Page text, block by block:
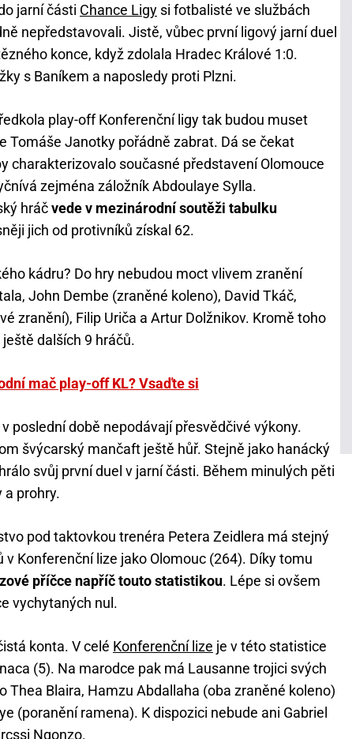
jarní části Chance Ligy si fotbalisté ve službách
nepředstavovali. Jistě, vůbec první ligový jarní duel
konce, když zdolala Hradec Králové 1:0.
s Baníkem a naposledy proti Plzni.
play-off Konferenční ligy tak budou muset
Tomáše Janotky pořádně zabrat. Dá se čekat
charakterizovalo současné představení Olomouce
zejména záložník Abdoulaye Sylla.
hráčvede v mezinárodní soutěži tabulku
jich od protivníků získal 62.
kádru? Do hry nebudou moct vlivem zranění
John Dembe (zraněné koleno), David Tkáč,
zranění), Filip Uriča a Artur Dolžnikov. Kromě toho
dalších 9 hráčů.
mač play-off KL? Vsaďte si
poslední době nepodávají přesvědčivé výkony.
švýcarský mančaft ještě hůř. Stejně jako hanácký
svůj první duel v jarní části. Během minulých pěti
a prohry.
pod taktovkou trenéra Petera Zeidlera má stejný
Konferenční lize jako Olomouc (264). Díky tomu
příčce napříč touto statistikou. Lépe si ovšem
vychytaných nul.
konta. V celé Konferenční lize je v této statistice
(5). Na marodce pak má Lausanne trojici svých
Thea Blaira, Hamzu Abdallaha (oba zraněné koleno)
(poranění ramena). K dispozici nebude ani Gabriel
Ngonzo.